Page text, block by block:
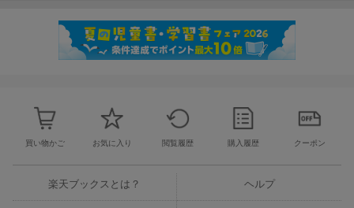
買い物かご お気に入り 閲覧履歴 購入履歴 クーポン
楽天ブックスとは？ ヘルプ